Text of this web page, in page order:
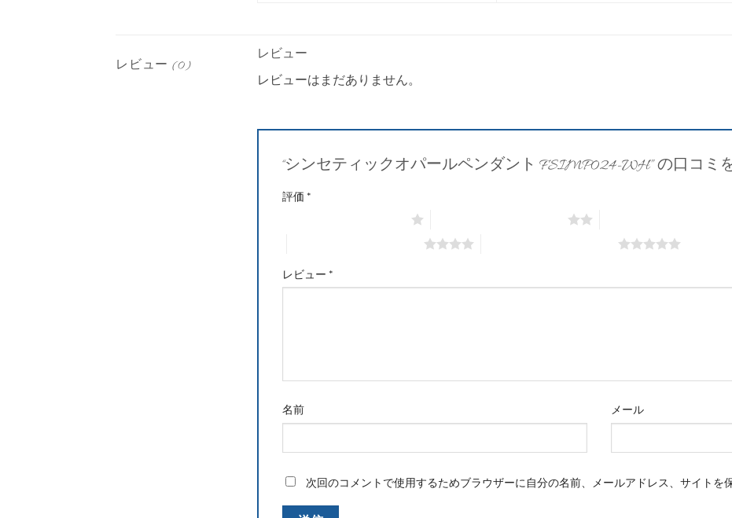
レビュー (0)
レビュー
レビューはまだありません。
“シンセティックオパールペンダント FSIMP024-WH” の口コミ
評価 *
レビュー *
名前 メール
次回のコメントで使用するためブラウザーに自分の名前、メールアドレス、サイトを